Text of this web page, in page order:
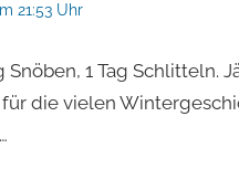
21:53 Uhr
Snöben, 1 Tag
die vielen